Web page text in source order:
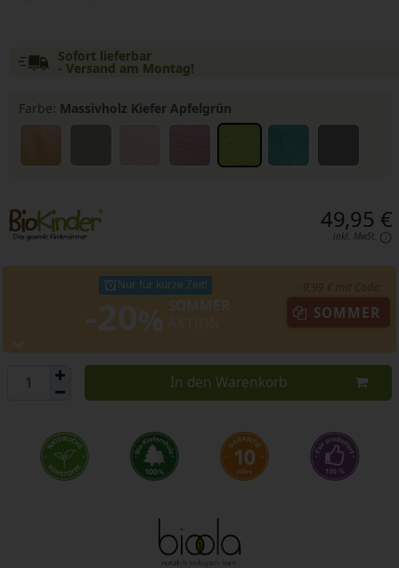
Sofort lieferbar
- Versand am Montag!
Farbe: Massivholz Kiefer Apfelgrün
49,95 €
inkl. MwSt.
Nur für kurze Zeit!
SOMMER
In den Warenkorb